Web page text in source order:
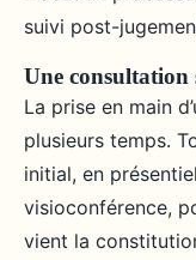
suivi post-
Une consultation
La prise en main
plusieurs temps.
initial, en
visioconférence,
vient la